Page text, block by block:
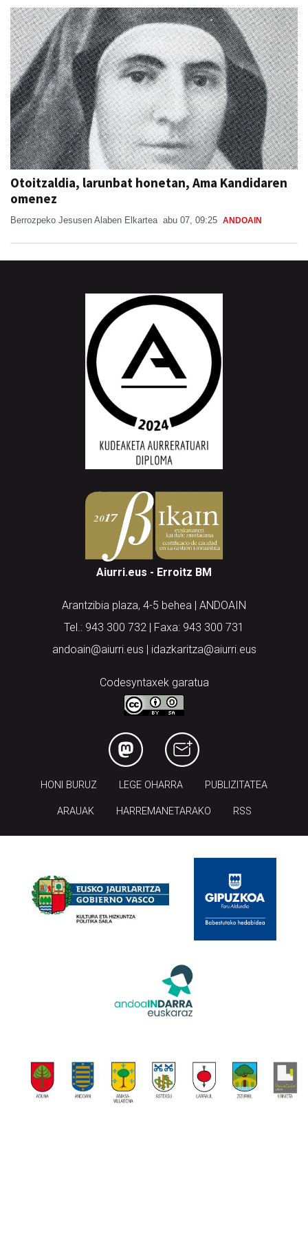
Otoitzaldia, larunbat honetan, Ama Kandidaren
omenez
Berrozpeko Jesusen Alaben Elkartea abu 07, 09:25 ANDOAIN
Aiurri.eus - Erroitz BM
Arantzibia plaza, 4-5 behea | ANDOAIN
Tel.: 943 300 732 | Faxa: 943 300 731
andoain@aiurri.eus | idazkaritza@aiurri.eus
Codesyntaxek garatua
HONI BURUZ LEGE OHARRA PUBLIZITATEA
ARAUAK HARREMANETARAKO RSS